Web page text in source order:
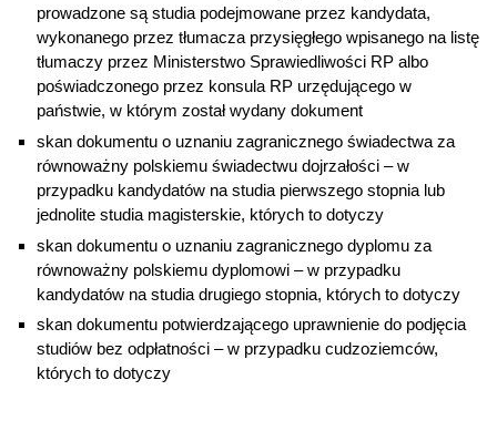
prowadzone są studia podejmowane przez kandydata,
wykonanego przez tłumacza przysięgłego wpisanego na listę
tłumaczy przez Ministerstwo Sprawiedliwości RP albo
poświadczonego przez konsula RP urzędującego w
państwie, w którym został wydany dokument
skan dokumentu o uznaniu zagranicznego świadectwa za
równoważny polskiemu świadectwu dojrzałości – w
przypadku kandydatów na studia pierwszego stopnia lub
jednolite studia magisterskie, których to dotyczy
skan dokumentu o uznaniu zagranicznego dyplomu za
równoważny polskiemu dyplomowi – w przypadku
kandydatów na studia drugiego stopnia, których to dotyczy
skan dokumentu potwierdzającego uprawnienie do podjęcia
studiów bez odpłatności – w przypadku cudzoziemców,
których to dotyczy